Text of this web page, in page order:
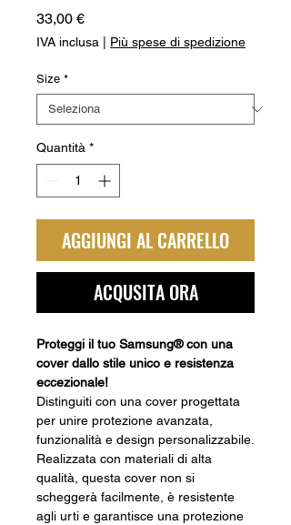
33,00 €Prezzo
IVA inclusa Più spese di spedizione
Size *
Quantità *
AGGIUNGI AL CARRELLO
ACQUSITA ORA
Proteggi il tuo Samsung® con una
cover dallo stile unico e resistenza
eccezionale!
Distinguiti con una cover progettata
per unire protezione avanzata,
funzionalità e design personalizzabile.
Realizzata con materiali di alta
qualità, questa cover non si
scheggerà facilmente, è resistente
agli urti e garantisce una protezione